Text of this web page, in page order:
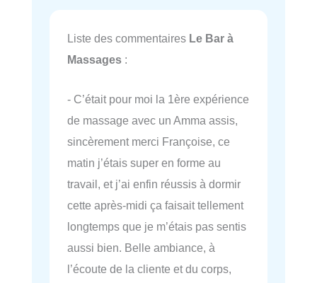
Liste des commentaires Le Bar à
Massages :
- C’était pour moi la 1ère expérience
de massage avec un Amma assis,
sincèrement merci Françoise, ce
matin j’étais super en forme au
travail, et j’ai enfin réussis à dormir
cette après-midi ça faisait tellement
longtemps que je m’étais pas sentis
aussi bien. Belle ambiance, à
l’écoute de la cliente et du corps,